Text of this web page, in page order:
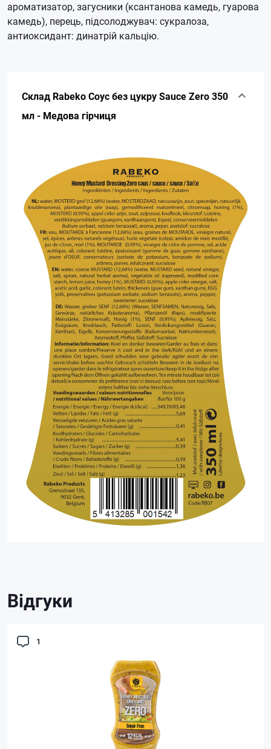
ароматизатор, загусники (ксантанова камедь, гуарова
камедь), перець, підсолоджувач: сукралоза,
антиоксидант: динатрій кальцію.
Склад Rabeko Соус без цукру Sauce Zero 350
мл - Медова гірчиця
Відгуки
1